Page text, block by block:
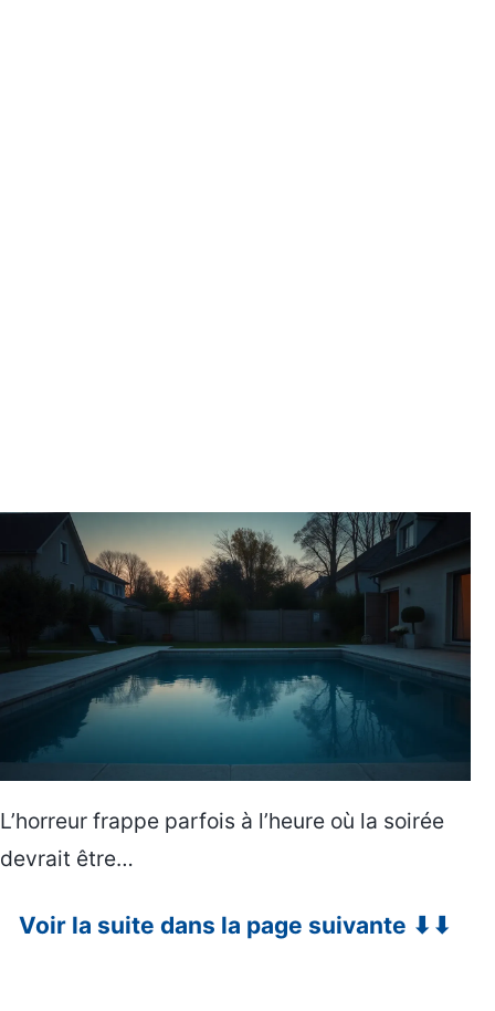
L’horreur frappe parfois à l’heure où la soirée
devrait être…
Voir la suite dans la page suivante ⬇⬇